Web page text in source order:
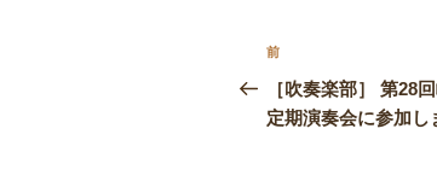
投
稿
ナ
前
の
投
前
［吹奏楽部］ 第28
定期演奏会に参加し